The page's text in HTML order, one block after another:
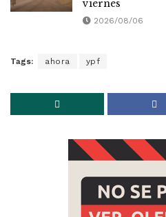
viernes
2026/08/06
Tags: ahora ypf